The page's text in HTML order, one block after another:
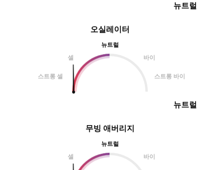
오실레이터
뉴트럴
셀
바이
스트롱 셀 스트롱 바이
뉴트럴
뉴트럴
무빙 애버리지
뉴트럴
셀
바이